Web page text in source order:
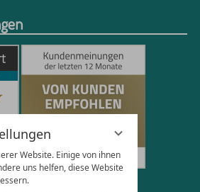
Website. Einige von ihnen
uns helfen, diese Website